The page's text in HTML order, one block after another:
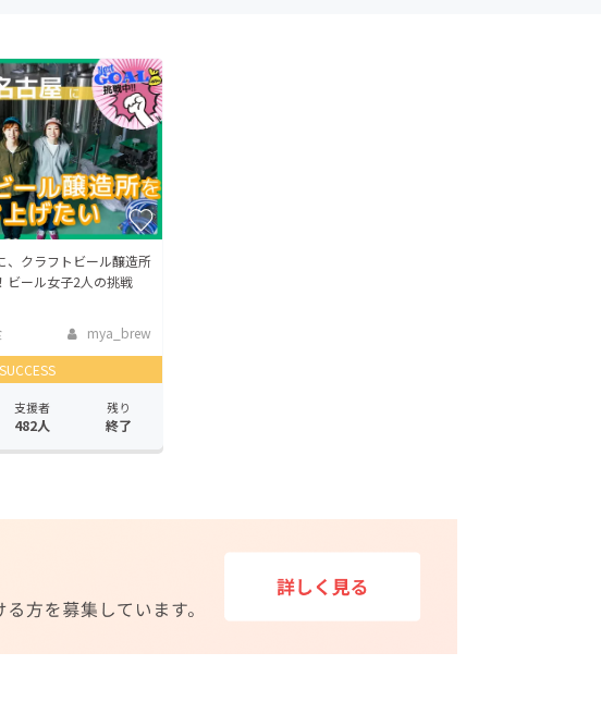
ミュニティ
、クラフトビール醸造所
ビール女子2人の挑戦
mya_brew
SUCCESS
支援者
482人
残り
終了